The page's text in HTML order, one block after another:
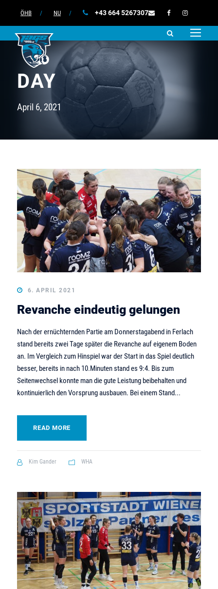
ÖHB / NU / +43 664 5267307
DAY
April 6, 2021
6. APRIL 2021
Revanche eindeutig gelungen
Nach der ernüchternden Partie am Donnerstagabend in Ferlach
stand bereits zwei Tage später die Revanche auf eigenem Boden
an. Im Vergleich zum Hinspiel war der Start in das Spiel deutlich
besser, bereits in nach 10.Minuten stand es 9:4. Bis zum
Seitenwechsel konnte man die gute Leistung beibehalten und
kontinuierlich den Vorsprung ausbauen. Bei einem Stand...
READ MORE
Kim Gander WHA